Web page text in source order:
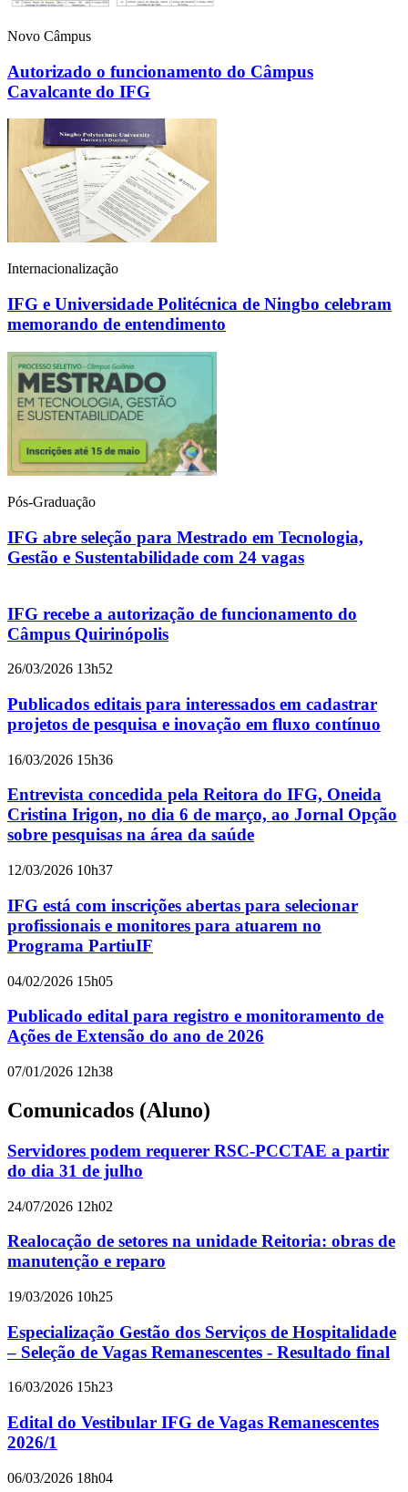
Novo Câmpus
Autorizado o funcionamento do Câmpus
Cavalcante do IFG
Internacionalização
IFG e Universidade Politécnica de Ningbo celebram
memorando de entendimento
Pós-Graduação
IFG abre seleção para Mestrado em Tecnologia,
Gestão e Sustentabilidade com 24 vagas
IFG recebe a autorização de funcionamento do
Câmpus Quirinópolis
26/03/2026 13h52
Publicados editais para interessados em cadastrar
projetos de pesquisa e inovação em fluxo contínuo
16/03/2026 15h36
Entrevista concedida pela Reitora do IFG, Oneida
Cristina Irigon, no dia 6 de março, ao Jornal Opção
sobre pesquisas na área da saúde
12/03/2026 10h37
IFG está com inscrições abertas para selecionar
profissionais e monitores para atuarem no
Programa PartiuIF
04/02/2026 15h05
Publicado edital para registro e monitoramento de
Ações de Extensão do ano de 2026
07/01/2026 12h38
Comunicados (Aluno)
Servidores podem requerer RSC-PCCTAE a partir
do dia 31 de julho
24/07/2026 12h02
Realocação de setores na unidade Reitoria: obras de
manutenção e reparo
19/03/2026 10h25
Especialização Gestão dos Serviços de Hospitalidade
– Seleção de Vagas Remanescentes - Resultado final
16/03/2026 15h23
Edital do Vestibular IFG de Vagas Remanescentes
2026/1
06/03/2026 18h04